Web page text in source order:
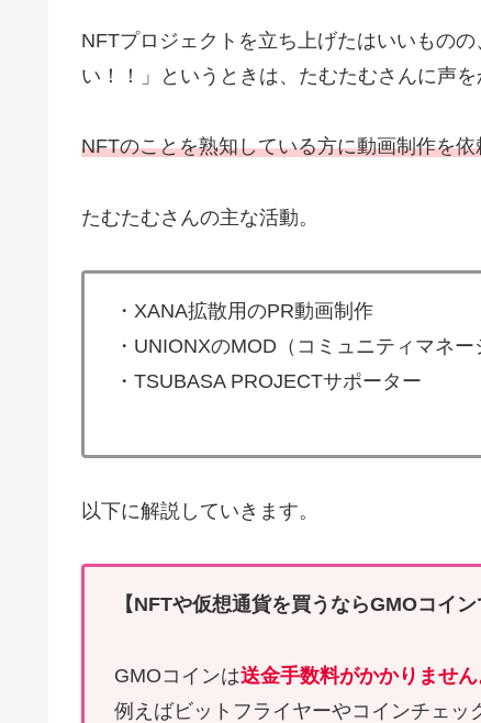
NFTプロジェクトを立ち上げたはいいもの
い！！」というときは、たむたむさんに声
NFTのことを熟知している方に動画制作を
たむたむさんの主な活動。
・XANA拡散用のPR動画制作
・UNIONXのMOD（コミュニティマネー
・TSUBASA PROJECTサポーター
以下に解説していきます。
【NFTや仮想通貨を買うならGMOコイン
GMOコインは送金手数料がかかりません
例えばビットフライヤーやコインチェッ